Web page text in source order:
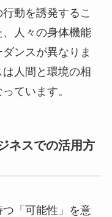
動を誘発するこ
人々の身体機能
ンスが異なりま
人間と環境の相
ています。
ネスでの活用方
「可能性」を意